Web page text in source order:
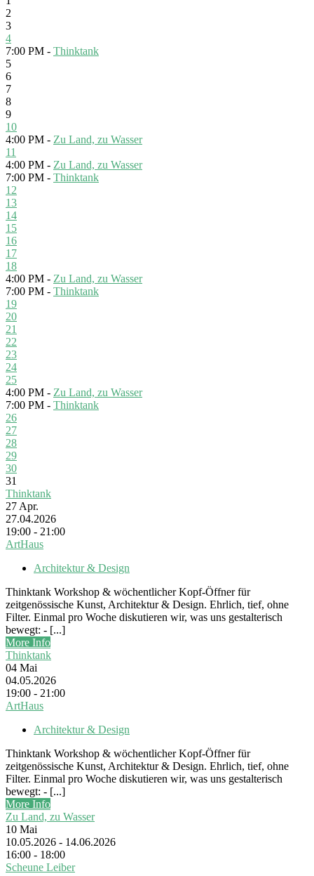
2
3
4
7:00 PM - Thinktank
5
6
7
8
9
10
4:00 PM - Zu Land, zu Wasser
11
4:00 PM - Zu Land, zu Wasser
7:00 PM - Thinktank
12
13
14
15
16
17
18
4:00 PM - Zu Land, zu Wasser
7:00 PM - Thinktank
19
20
21
22
23
24
25
4:00 PM - Zu Land, zu Wasser
7:00 PM - Thinktank
26
27
28
29
30
31
Thinktank
27 Apr.
27.04.2026
19:00 - 21:00
ArtHaus
Architektur & Design
Thinktank Workshop & wöchentlicher Kopf-Öffner für
zeitgenössische Kunst, Architektur & Design. Ehrlich, tief, ohne
Filter. Einmal pro Woche diskutieren wir, was uns gestalterisch
bewegt: - [...]
More Info
Thinktank
04 Mai
04.05.2026
19:00 - 21:00
ArtHaus
Architektur & Design
Thinktank Workshop & wöchentlicher Kopf-Öffner für
zeitgenössische Kunst, Architektur & Design. Ehrlich, tief, ohne
Filter. Einmal pro Woche diskutieren wir, was uns gestalterisch
bewegt: - [...]
More Info
Zu Land, zu Wasser
10 Mai
10.05.2026 - 14.06.2026
16:00 - 18:00
Scheune Leiber